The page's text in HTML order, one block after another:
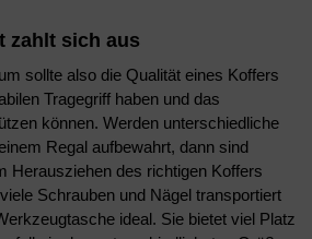
zahlt sich aus
sollte also die Qualität eines Koffers
Tragegriff haben und das
können. Werden unterschiedliche
Regal aufbewahrt, dann sind
Herausziehen des richtigen Koffers
Schrauben und Nägel transportiert
ideal. Sie bietet viel Platz